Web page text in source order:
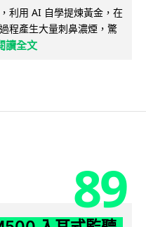
利用 AI 自學提煉黃金，在
程產生大量刺鼻濃煙，驚
讀全文
89